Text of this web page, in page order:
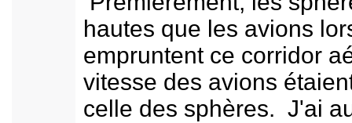
hautes que les avions
empruntent ce corridor
vitesse des avions
celle des sphères. J'ai